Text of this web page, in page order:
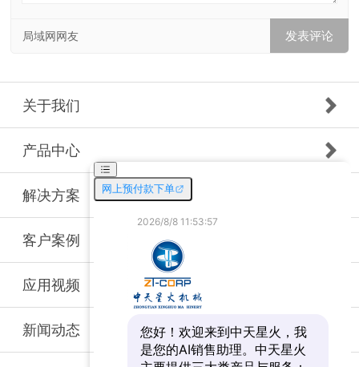
局域网网友
关于我们
产品中心
解决方案
客户案例
应用视频
新闻动态